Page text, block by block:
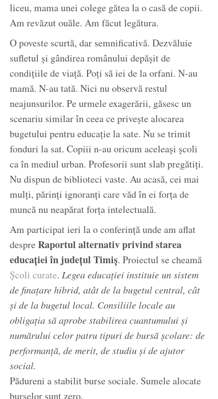
liceu, mama unei colege gătea la o casă de copii.
Am revăzut ouăle. Am făcut legătura.
O poveste scurtă, dar semnificativă. Dezvăluie
sufletul și gândirea românului depășit de
condițiile de viață. Poți să iei de la orfani. N-au
mamă. N-au tată. Nici nu observă restul
neajunsurilor. Pe urmele exagerării, găsesc un
scenariu similar în ceea ce privește alocarea
bugetului pentru educație la sate. Nu se trimit
fonduri la sat. Copiii n-au oricum aceleași școli
ca în mediul urban. Profesorii sunt slab pregătiți.
Nu dispun de biblioteci vaste. Au acasă, cei mai
mulți, părinți ignoranți care văd în ei forța de
muncă nu neapărat forța intelectuală.
Am participat ieri la o conferință unde am aflat
despre Raportul alternativ privind starea
educației în județul Timiș. Proiectul se cheamă
Școli curate. Legea educației instituie un sistem
de finațare hibrid, atât de la bugetul central, cât
și de la bugetul local. Consiliile locale au
obligația să aprobe stabilirea cuantumului și
numărului celor patru tipuri de bursă școlare: de
performanță, de merit, de studiu și de ajutor
social.
Pădureni a stabilit burse sociale. Sumele alocate
burselor sunt zero.